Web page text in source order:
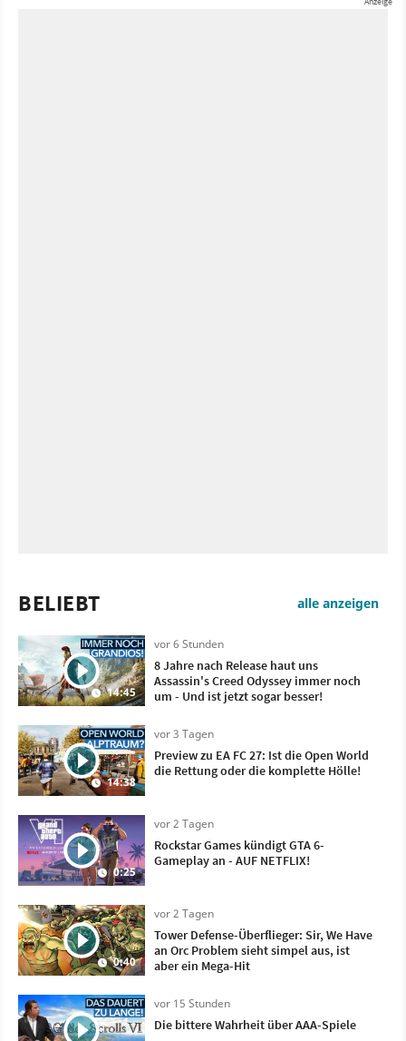
BELIEBT alle anzeigen
14:45
vor 6 Stunden
8 Jahre nach Release haut uns
Assassin's Creed Odyssey immer noch
um - Und ist jetzt sogar besser!
14:38
vor 3 Tagen
Preview zu EA FC 27: Ist die Open World
die Rettung oder die komplette Hölle!
0:25
vor 2 Tagen
Rockstar Games kündigt GTA 6-
Gameplay an - AUF NETFLIX!
0:40
vor 2 Tagen
Tower Defense-Überflieger: Sir, We Have
an Orc Problem sieht simpel aus, ist
aber ein Mega-Hit
vor 15 Stunden
Die bittere Wahrheit über AAA-Spiele